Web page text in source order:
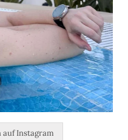
auf Instagram